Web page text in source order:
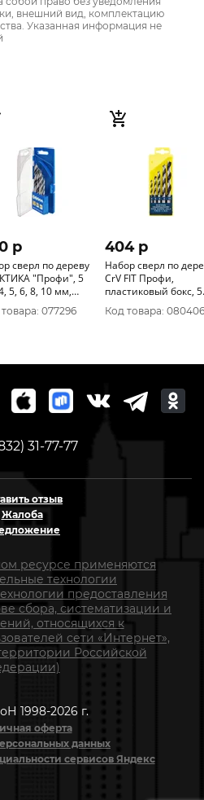
внешний вид, комплектацию
Указанная информация не
p
сверл по дереву
"Профи", 5
640-353
077296
404 p
Набор сверл по
CrV FIT Профи,
пластиковый бокс, 5
шт. (4-5-6-8-10 мм)
36099
Код товара: 080406
31-77-77
отзыв
Жалоба
ресурсе применяются
технологии
предоставления
сбора, систематизации и
относящихся к
сети «Интернет»,
Российской
1998-2026 г.
оферта
данных
сервисов Яндекс